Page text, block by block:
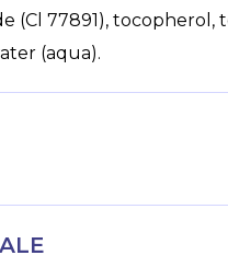
(Cl 77891),
(aqua).